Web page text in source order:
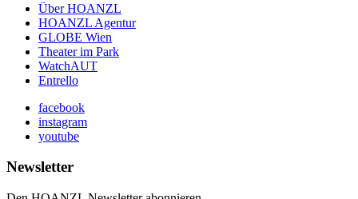
Über HOANZL
HOANZL Agentur
GLOBE Wien
Theater im Park
WatchAUT
Entrello
facebook
instagram
youtube
Newsletter